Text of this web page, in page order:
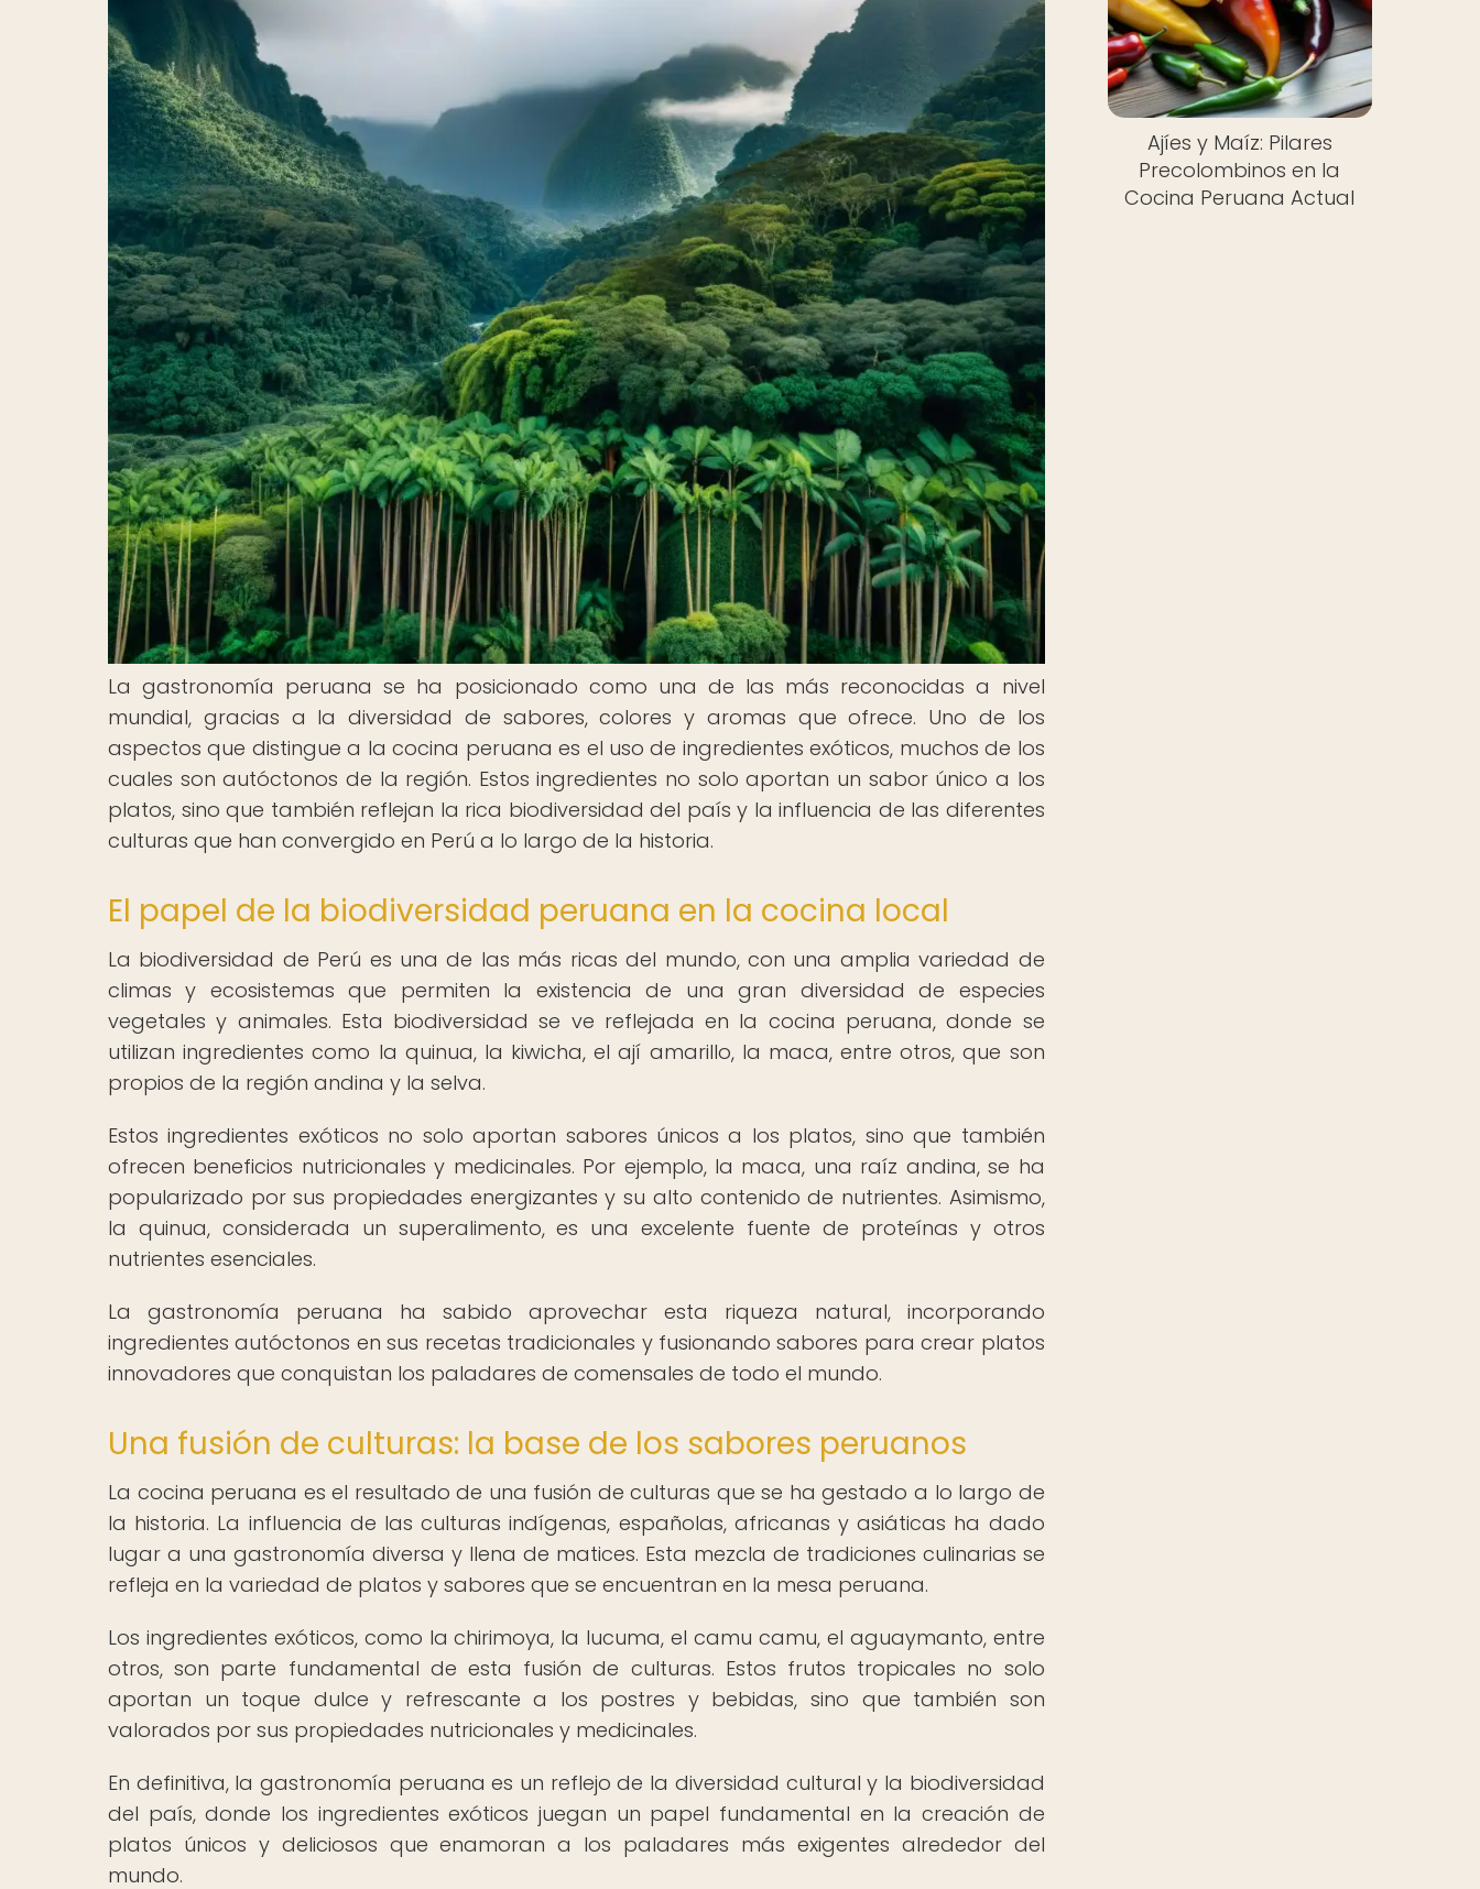
La gastronomía peruana se ha posicionado como una de las más reconocidas a nivel
mundial, gracias a la diversidad de sabores, colores y aromas que ofrece. Uno de los
aspectos que distingue a la cocina peruana es el uso de ingredientes exóticos, muchos de los
cuales son autóctonos de la región. Estos ingredientes no solo aportan un sabor único a los
platos, sino que también reflejan la rica biodiversidad del país y la influencia de las diferentes
culturas que han convergido en Perú a lo largo de la historia.
El papel de la biodiversidad peruana en la cocina local
La biodiversidad de Perú es una de las más ricas del mundo, con una amplia variedad de
climas y ecosistemas que permiten la existencia de una gran diversidad de especies
vegetales y animales. Esta biodiversidad se ve reflejada en la cocina peruana, donde se
utilizan ingredientes como la quinua, la kiwicha, el ají amarillo, la maca, entre otros, que son
propios de la región andina y la selva.
Estos ingredientes exóticos no solo aportan sabores únicos a los platos, sino que también
ofrecen beneficios nutricionales y medicinales. Por ejemplo, la maca, una raíz andina, se ha
popularizado por sus propiedades energizantes y su alto contenido de nutrientes. Asimismo,
la quinua, considerada un superalimento, es una excelente fuente de proteínas y otros
nutrientes esenciales.
La gastronomía peruana ha sabido aprovechar esta riqueza natural, incorporando
ingredientes autóctonos en sus recetas tradicionales y fusionando sabores para crear platos
innovadores que conquistan los paladares de comensales de todo el mundo.
Una fusión de culturas: la base de los sabores peruanos
La cocina peruana es el resultado de una fusión de culturas que se ha gestado a lo largo de
la historia. La influencia de las culturas indígenas, españolas, africanas y asiáticas ha dado
lugar a una gastronomía diversa y llena de matices. Esta mezcla de tradiciones culinarias se
refleja en la variedad de platos y sabores que se encuentran en la mesa peruana.
Los ingredientes exóticos, como la chirimoya, la lucuma, el camu camu, el aguaymanto, entre
otros, son parte fundamental de esta fusión de culturas. Estos frutos tropicales no solo
aportan un toque dulce y refrescante a los postres y bebidas, sino que también son
valorados por sus propiedades nutricionales y medicinales.
En definitiva, la gastronomía peruana es un reflejo de la diversidad cultural y la biodiversidad
del país, donde los ingredientes exóticos juegan un papel fundamental en la creación de
platos únicos y deliciosos que enamoran a los paladares más exigentes alrededor del
mundo.
Ajíes y Maíz: Pilares
Precolombinos en la
Cocina Peruana Actual